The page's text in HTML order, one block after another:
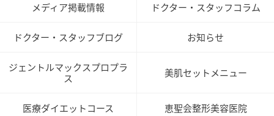
メディア掲載情報 ドクター・スタッフコラム
ドクター・スタッフブログ お知らせ
ジェントルマックスプロプラ
ス
美肌セットメニュー
医療ダイエットコース 恵聖会整形美容医院